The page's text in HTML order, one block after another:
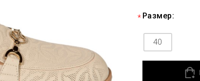
Размер:
40